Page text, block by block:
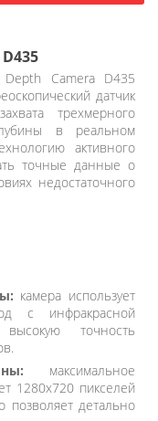
Camera D435
датчик
трехмерного
в реальном
активного
точные данные о
недостаточного
камера использует
с инфракрасной
точность
максимальное
1280x720 пикселей
позволяет детально